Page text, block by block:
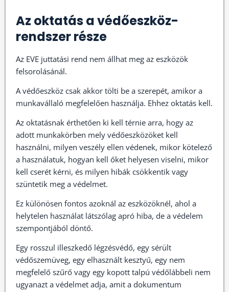
Az oktatás a védőeszköz-
rendszer része
Az EVE juttatási rend nem állhat meg az eszközök
felsorolásánál.
A védőeszköz csak akkor tölti be a szerepét, amikor a
munkavállaló megfelelően használja. Ehhez oktatás kell.
Az oktatásnak érthetően ki kell térnie arra, hogy az
adott munkakörben mely védőeszközöket kell
használni, milyen veszély ellen védenek, mikor kötelező
a használatuk, hogyan kell őket helyesen viselni, mikor
kell cserét kérni, és milyen hibák csökkentik vagy
szüntetik meg a védelmet.
Ez különösen fontos azoknál az eszközöknél, ahol a
helytelen használat látszólag apró hiba, de a védelem
szempontjából döntő.
Egy rosszul illeszkedő légzésvédő, egy sérült
védőszemüveg, egy elhasznált kesztyű, egy nem
megfelelő szűrő vagy egy kopott talpú védőlábbeli nem
ugyanazt a védelmet adja, amit a dokumentum